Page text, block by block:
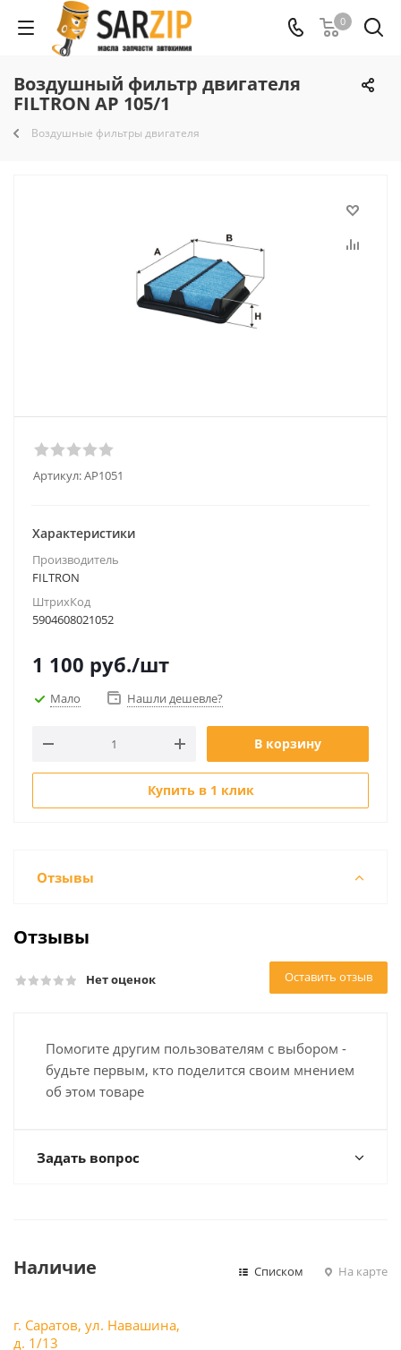
0
Воздушный фильтр двигателя
FILTRON AP 105/1
Воздушные фильтры двигателя
Артикул:AP1051
Характеристики
Производитель
FILTRON
ШтрихКод
5904608021052
1 100 руб./шт
Мало Нашли дешевле?
В корзину
Купить в 1 клик
Отзывы
Отзывы
Нет оценок Оставить отзыв
Помогите другим пользователям с выбором -
будьте первым, кто поделится своим мнением
об этом товаре
Задать вопрос
Наличие Списком На карте
г. Саратов, ул. Навашина,
д. 1/13